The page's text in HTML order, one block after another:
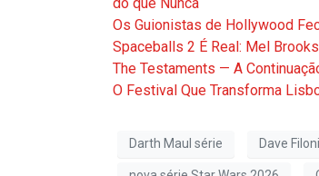
Os Guionistas de Hollywood
Spaceballs 2 É Real: Mel
The Testaments — A
O Festival Que Transforma
Darth Maul série Dave Filoni